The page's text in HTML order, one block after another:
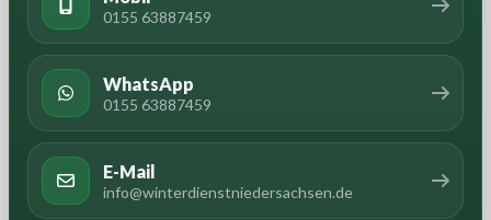
0155 63887459
WhatsApp
0155 63887459
E-Mail
info@winterdienstniedersachsen.de